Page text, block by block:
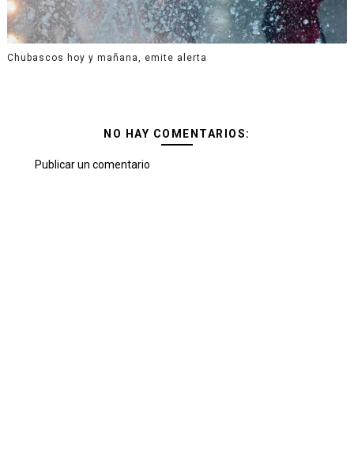
Chubascos hoy y mañana, emite alerta
NO HAY COMENTARIOS:
Publicar un comentario